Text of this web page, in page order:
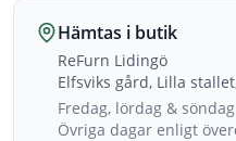
Hämtas i butik
ReFurn Lidingö
Elfsviks gård, Lilla
Fredag, lördag &
Övriga dagar enligt